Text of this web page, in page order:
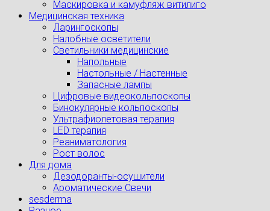
Маскировка и камуфляж витилиго
Медицинская техника
Ларингоскопы
Налобные осветители
Светильники медицинские
Напольные
Настольные / Настенные
Запасные лампы
Цифровые видеокольпоскопы
Бинокулярные кольпоскопы
Ультрафиолетовая терапия
LED терапия
Реаниматология
Рост волос
Для дома
Дезодоранты-осушители
Ароматические Свечи
sesderma